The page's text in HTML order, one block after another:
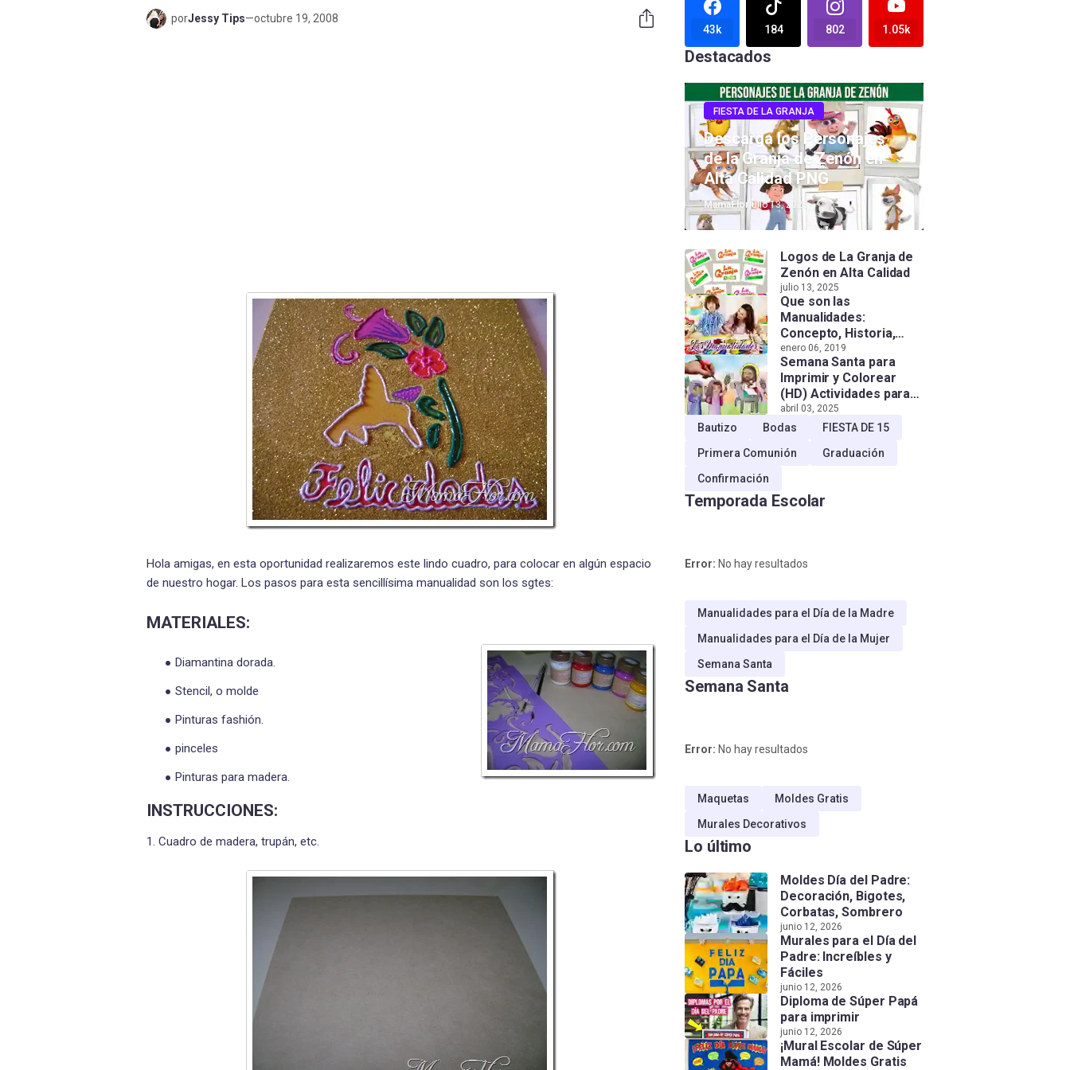
porJessy Tips—octubre 19, 2008
Hola amigas, en esta oportunidad realizaremos este lindo cuadro, para colocar en algún espacio
de nuestro hogar. Los pasos para esta sencillísima manualidad son los sgtes:
MATERIALES:
Diamantina dorada.
Stencil, o molde
Pinturas fashión.
pinceles
Pinturas para madera.
INSTRUCCIONES:
1. Cuadro de madera, trupán, etc.
43k 184 802 1.05k
Destacados
FIESTA DE LA GRANJA
Descarga los Personajes
de la Granja de Zenón en
Alta Calidad PNG
MamaFlorjulio 13, 2025
Logos de La Granja de
Zenón en Alta Calidad
julio 13, 2025
Que son las
Manualidades:
Concepto, Historia,
Tipos e Importancia
enero 06, 2019
Semana Santa para
Imprimir y Colorear
(HD) Actividades para
Niños!
abril 03, 2025
Bautizo Bodas
FIESTA DE 15
Primera Comunión
Graduación
Confirmación
Temporada Escolar
Error: No hay resultados
Manualidades para el Día de la Madre
Manualidades para el Día de la Mujer
Semana Santa
Semana Santa
Error: No hay resultados
Maquetas
Moldes Gratis
Murales Decorativos
Lo último
Moldes Día del Padre:
Decoración, Bigotes,
Corbatas, Sombrero
junio 12, 2026
Murales para el Día del
Padre: Increíbles y
Fáciles
junio 12, 2026
Diploma de Súper Papá
para imprimir
junio 12, 2026
¡Mural Escolar de Súper
Mamá! Moldes Gratis